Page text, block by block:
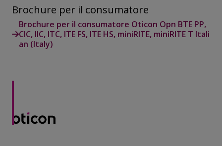
Brochure per il consumatore
Brochure per il consumatore Oticon Opn BTE PP,
CIC, IIC, ITC, ITE FS, ITE HS, miniRITE, miniRITE T Itali
an (Italy)